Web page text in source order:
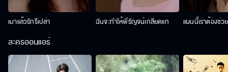
เมาแล้วรักรึเปล่า ฉันจะทำให้พี่รัญจน์เกลียดแก แผนนี้เราต้องช่ว
ละครออนแอร์